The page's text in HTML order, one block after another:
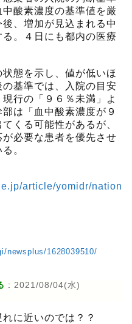
酸素濃度の基準値を厳
、増加が見込まれる中
。４日にも都内の医療
態を示し、値が低いほ
基準では、入院の目安
行の「９６％未満」よ
は「血中酸素濃度が９
くる可能性があるが、
必要な患者を優先させ
。
article/yomidr/nation
newsplus/1628039510/
: 2021/08/04(水)
に近いのでは？？